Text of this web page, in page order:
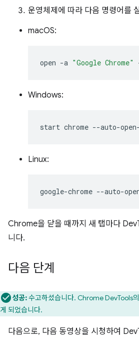
운영체제에 따라 다음 명령어를
macOS:
open -a "Google Chrome"
Windows:
start chrome
Linux:
google-chrome
Chrome을 닫을 때까지 새 탭마다
니다.
다음 단계
성공:수고하셨습니다. Chrome DevTools
게 되었습니다.
다음으로, 다음 동영상을 시청하여